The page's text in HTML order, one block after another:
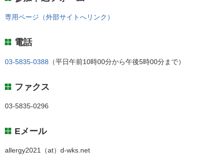
専用ページ（外部サイトへリンク）
電話
03-5835-0388 （平日午前10時00分から午後5時00分まで）
ファクス
03-5835-0296
Eメール
allergy2021（at）d-wks.net